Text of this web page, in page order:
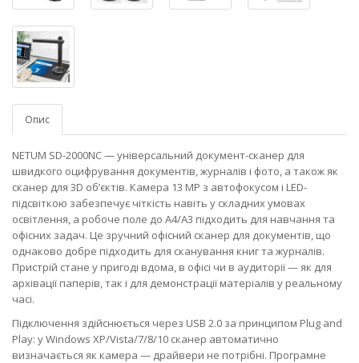
Опис
NETUM SD-2000NC — універсальний документ-сканер для
швидкого оцифрування документів, журналів і фото, а також як
сканер для 3D об’єктів. Камера 13 MP з автофокусом і LED-
підсвіткою забезпечує чіткість навіть у складних умовах
освітлення, а робоче поле до A4/A3 підходить для навчання та
офісних задач. Це зручний офісний сканер для документів, що
однаково добре підходить для сканування книг та журналів.
Пристрій стане у пригоді вдома, в офісі чи в аудиторії — як для
архівації паперів, так і для демонстрації матеріалів у реальному
часі.
Підключення здійснюється через USB 2.0 за принципом Plug and
Play: у Windows XP/Vista/7/8/10 сканер автоматично
визначається як камера — драйвери не потрібні. Програмне